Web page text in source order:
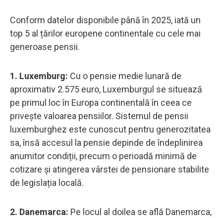
Conform datelor disponibile până în 2025, iată un
top 5 al țărilor europene continentale cu cele mai
generoase pensii.
1. Luxemburg: Cu o pensie medie lunară de
aproximativ 2.575 euro, Luxemburgul se situează
pe primul loc în Europa continentală în ceea ce
privește valoarea pensiilor. Sistemul de pensii
luxemburghez este cunoscut pentru generozitatea
sa, însă accesul la pensie depinde de îndeplinirea
anumitor condiții, precum o perioadă minimă de
cotizare și atingerea vârstei de pensionare stabilite
de legislația locală.
2. ​Danemarca: Pe locul al doilea se află Danemarca,